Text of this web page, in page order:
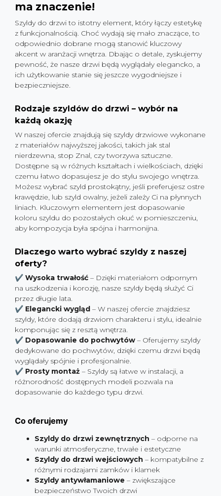
ma znaczenie!
Szyldy do drzwi to istotny element, który łączy estetykę
z funkcjonalnością. Choć wydają się mało znaczące, to
odpowiednio dobrane mogą stanowić kluczowy
akcent w aranżacji wnętrza. Dbając o detale, zyskujemy
pewność, że nasze drzwi będą wyglądały elegancko, a
ich użytkowanie stanie się jeszcze wygodniejsze i
bezpieczniejsze.
Rodzaje szyldów do drzwi – wybór na
każdą okazję
W naszej ofercie znajdują się szyldy drzwiowe wykonane
z materiałów najwyższej jakości, takich jak stal
nierdzewna, stop Znal, czy tworzywa sztuczne.
Dostępne są w różnych kształtach i wielkościach, dzięki
czemu łatwo dopasujesz je do stylu swojego wnętrza.
Możesz wybrać szyld prostokątny, jeśli preferujesz ostre
krawędzie, lub szyld owalny, jeżeli zależy Ci na płynnych
liniach. Kluczowym elementem jest dopasowanie
koloru szyldu do pozostałych okuć w pomieszczeniu,
aby kompozycja była spójna i harmonijna.
Dlaczego warto wybrać szyldy z naszej
oferty?
✔ Wysoka trwałość – Dzięki materiałom odpornym
na uszkodzenia i korozję, nasze szyldy będą służyć Ci
przez długie lata.
✔ Elegancki wygląd – W naszej ofercie znajdziesz
szyldy, które dodają drzwiom charakteru i stylu, idealnie
komponując się z resztą wnętrza.
✔ Dopasowanie do pochwytów – Oferujemy szyldy
dedykowane do pochwytów, dzięki czemu drzwi będą
wyglądały spójnie i profesjonalnie.
✔ Prosty montaż – Szyldy są łatwe w instalacji, a
różnorodność dostępnych modeli pozwala na
dopasowanie do każdego typu drzwi.
Co oferujemy
Szyldy do drzwi zewnętrznych – odporne na
warunki atmosferyczne, trwałe i estetyczne
Szyldy do drzwi wejściowych – kompatybilne z
różnymi rodzajami zamków i klamek
Szyldy antywłamaniowe – zwiększające
bezpieczeństwo Twoich drzwi